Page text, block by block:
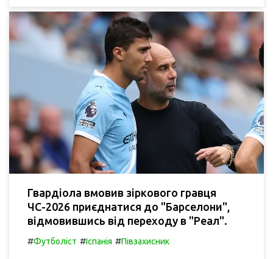
Гвардіола вмовив зіркового гравця
ЧС-2026 приєднатися до "Барселони",
відмовившись від переходу в "Реал".
#Футболіст #Іспанія #Півзахисник